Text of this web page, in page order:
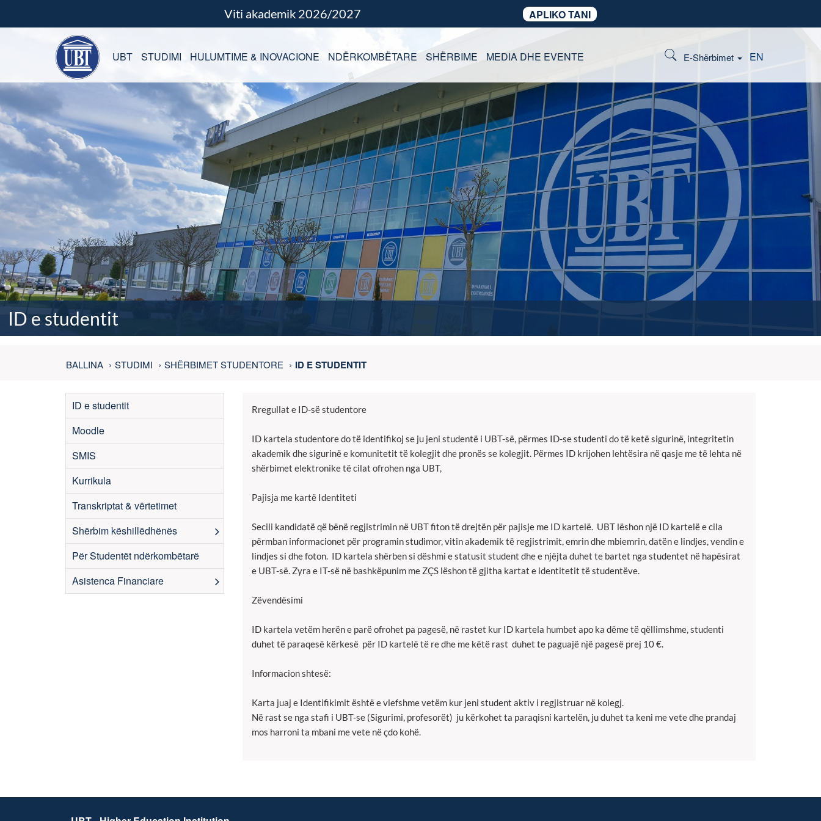
Viti akademik 2026/2027 APLIKO TANI
E-Shërbimet EN
UBT STUDIMI HULUMTIME & INOVACIONE NDËRKOMBËTARE SHËRBIME MEDIA DHE EVENTE
ID e studentit
BALLINA STUDIMI SHËRBIMET STUDENTORE ID E STUDENTIT
ID e studentit
Moodle
SMIS
Kurrikula
Transkriptat & vërtetimet
Shërbim këshillëdhënës
Për Studentët ndërkombëtarë
Asistenca Financiare
Rregullat e ID-së studentore
ID kartela studentore do të identifikoj se ju jeni studentë i UBT-së, përmes ID-se studenti do të ketë sigurinë, integritetin
akademik dhe sigurinë e komunitetit të kolegjit dhe pronës se kolegjit. Përmes ID krijohen lehtësira në qasje me të lehta në
shërbimet elektronike të cilat ofrohen nga UBT,
Pajisja me kartë Identiteti
Secili kandidatë që bënë regjistrimin në UBT fiton të drejtën për pajisje me ID kartelë. UBT lëshon një ID kartelë e cila
përmban informacionet për programin studimor, vitin akademik të regjistrimit, emrin dhe mbiemrin, datën e lindjes, vendin e
lindjes si dhe foton. ID kartela shërben si dëshmi e statusit student dhe e njëjta duhet te bartet nga studentet në hapësirat
e UBT-së. Zyra e IT-së në bashkëpunim me ZÇS lëshon të gjitha kartat e identitetit të studentëve.
Zëvendësimi
ID kartela vetëm herën e parë ofrohet pa pagesë, në rastet kur ID kartela humbet apo ka dëme të qëllimshme, studenti
duhet të paraqesë kërkesë për ID kartelë të re dhe me këtë rast duhet te paguajë një pagesë prej 10 €.
Informacion shtesë:
Karta juaj e Identifikimit është e vlefshme vetëm kur jeni student aktiv i regjistruar në kolegj.
Në rast se nga stafi i UBT-se (Sigurimi, profesorët) ju kërkohet ta paraqisni kartelën, ju duhet ta keni me vete dhe prandaj
mos harroni ta mbani me vete në çdo kohë.